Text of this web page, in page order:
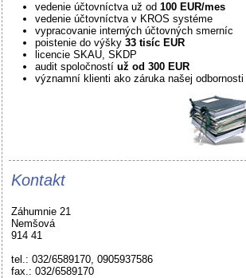
vedenie účtovníctva už od 100 EUR/mes
vedenie účtovníctva v KROS systéme
vypracovanie interných účtovných smerníc
poistenie do výšky 33 tisíc EUR
licencie SKAU, SKDP
audit spoločností už od 300 EUR
významní klienti ako záruka našej odbornosti
Kontakt
Záhumnie 21
Nemšová
914 41
tel.: 032/6589170, 0905937586
fax.: 032/6589170